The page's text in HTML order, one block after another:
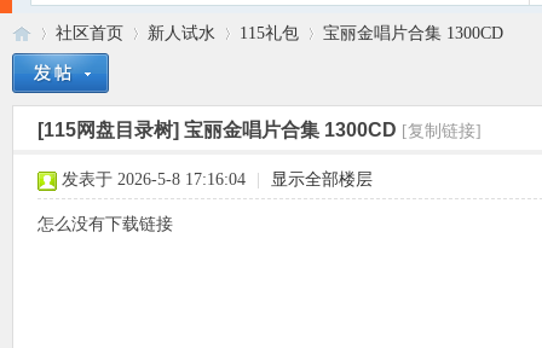
»
社区首页
›
新人试水
›
115礼包
›
宝丽金唱片合集 1300CD
[115网盘目录树] 宝丽金唱片合集 1300CD [复制链接]
发表于 2026-5-8 17:16:04 显示全部楼层
怎么没有下载链接